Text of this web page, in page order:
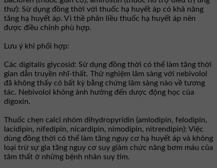
thư): Sử dụng đồng thời với thuốc hạ huyết áp có khả năng
tăng hạ huyết áp. Vì thề phân liều thuốc hạ huyết áp nên
được điều chỉnh phù hợp.
Lưu ý khi phối hợp:
Các digitalis glycosid: Sử dụng đồng thời có thể làm tăng thời
gian dẫn truyền nhĩ-thất. Thử nghiệm lâm sàng với nebivolol
đã không thấy có bất kỳ bằng chứng lâm sàng nào về tương
tác. Nebivolol không ảnh hưởng đến dược động học của
digoxin.
Thuốc chẹn calci nhóm dihydropyridin (amlodipin, felodipin,
lacidipin, nifedipin, nicardipin, nimodipin, nitrendipin): Việc
dùng đồng thời có thể làm tăng nguy cơ hạ huyết áp và không
loại trừ sự gia tăng nguy cơ suy giảm chức năng bơm máu của
tâm thất ở những bệnh nhân suy tim.